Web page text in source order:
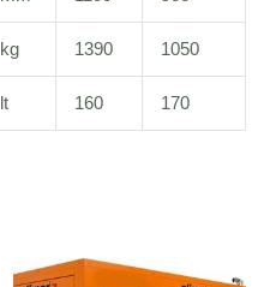
kg 1390 1050
lt 160 170